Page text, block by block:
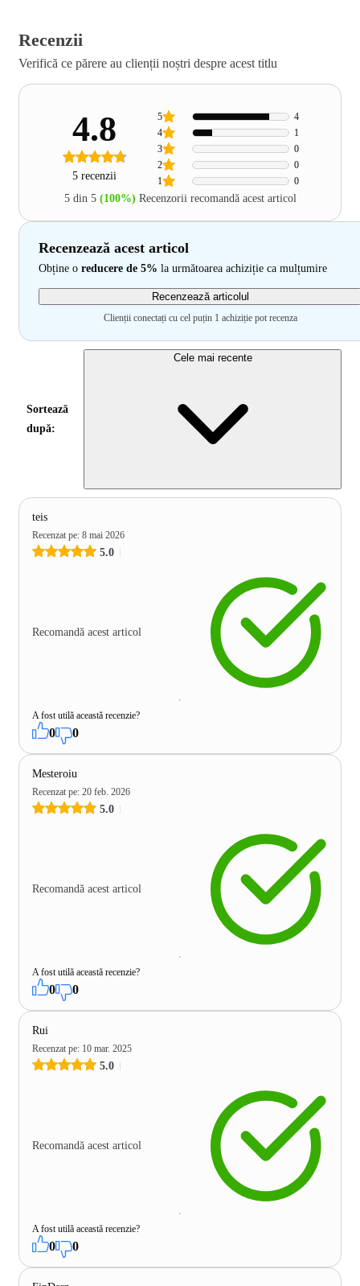
Recenzii
Verifică ce părere au clienții noștri despre acest titlu
4.8
5 recenzii 1 0
2 0
3 0
4 1
5 4
5 din 5 (100%) Recenzorii recomandă acest articol
Recenzează acest articol
Obține o reducere de 5% la următoarea achiziție ca mulțumire
Recenzează articolul
Clienții conectați cu cel puțin 1 achiziție pot recenza
Sortează
după:
Cele mai recente
teis
Recenzat pe: 8 mai 2026
5.0
Recomandă acest articol
A fost utilă această recenzie?
0 0
Mesteroiu
Recenzat pe: 20 feb. 2026
5.0
Recomandă acest articol
A fost utilă această recenzie?
0 0
Rui
Recenzat pe: 10 mar. 2025
5.0
Recomandă acest articol
A fost utilă această recenzie?
0 0